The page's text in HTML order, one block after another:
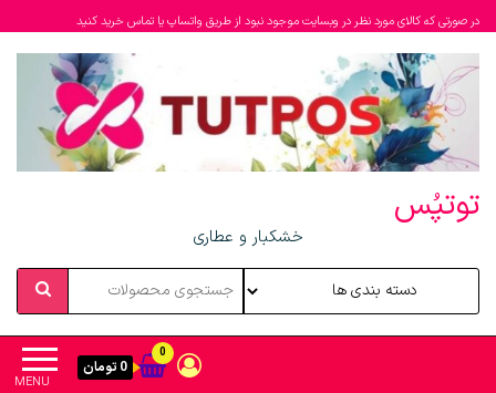
در صورتی که کالای مورد نظر در وبسایت موجود نبود از طریق واتساپ یا تماس خرید کنید
توتپُس
خشکبار و عطاری
MENU
0
0 تومان